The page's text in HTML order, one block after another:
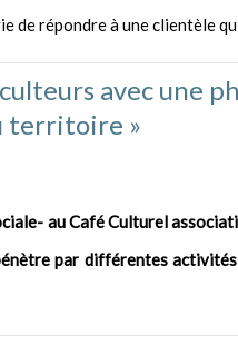
de répondre à une clientèle
avec une
territoire »
au Café Culturel
par différentes